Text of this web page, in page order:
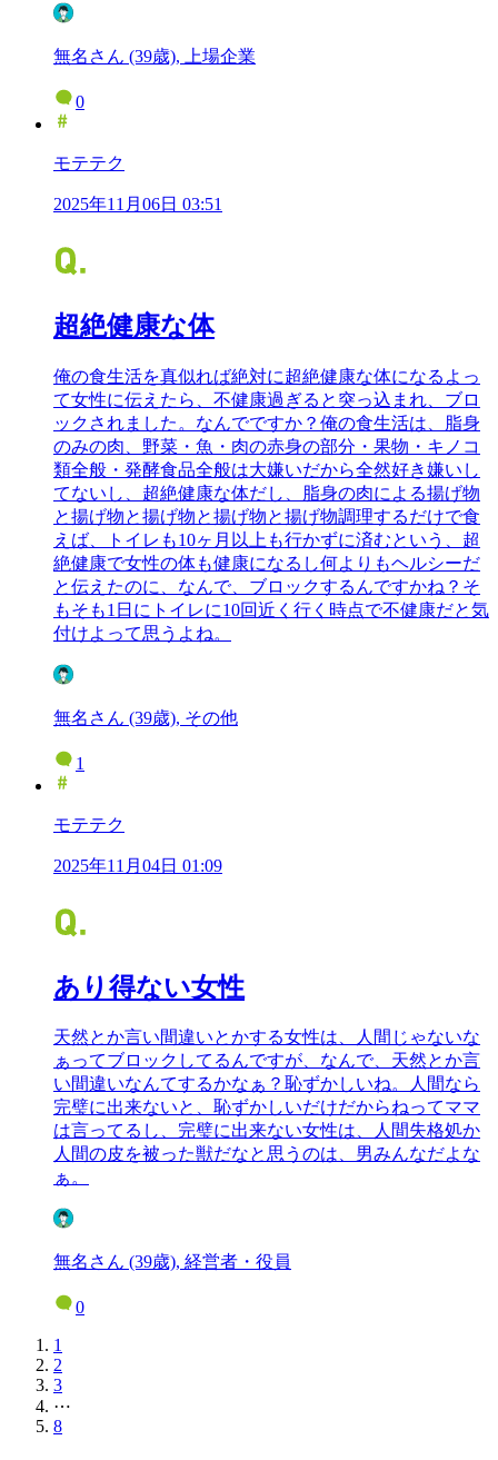
無名さん (39歳), 上場企業
0
モテテク
2025年11月06日 03:51
超絶健康な体
俺の食生活を真似れば絶対に超絶健康な体になるよっ
て女性に伝えたら、不健康過ぎると突っ込まれ、ブロ
ックされました。なんでですか？俺の食生活は、脂身
のみの肉、野菜・魚・肉の赤身の部分・果物・キノコ
類全般・発酵食品全般は大嫌いだから全然好き嫌いし
てないし、超絶健康な体だし、脂身の肉による揚げ物
と揚げ物と揚げ物と揚げ物と揚げ物調理するだけで食
えば、トイレも10ヶ月以上も行かずに済むという、超
絶健康で女性の体も健康になるし何よりもヘルシーだ
と伝えたのに、なんで、ブロックするんですかね？そ
もそも1日にトイレに10回近く行く時点で不健康だと気
付けよって思うよね。
無名さん (39歳), その他
1
モテテク
2025年11月04日 01:09
あり得ない女性
天然とか言い間違いとかする女性は、人間じゃないな
ぁってブロックしてるんですが、なんで、天然とか言
い間違いなんてするかなぁ？恥ずかしいね。人間なら
完璧に出来ないと、恥ずかしいだけだからねってママ
は言ってるし、完璧に出来ない女性は、人間失格処か
人間の皮を被った獣だなと思うのは、男みんなだよな
ぁ。
無名さん (39歳), 経営者・役員
0
1
2
3
⋯
8